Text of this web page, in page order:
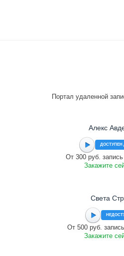
Портал удаленной
Алекс
ДОСТУПЕН
От 300 руб.
Закажите
Света
От 500 руб.
Закажите